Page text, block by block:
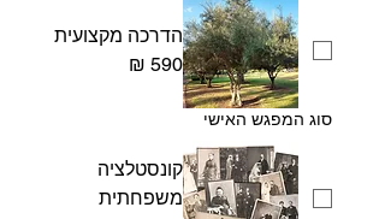
הדרכה מקצועית
סוג המפגש האישי
קונסטלציה
משפחתית